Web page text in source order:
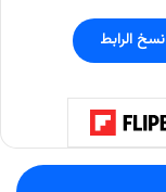
نسخ الرابط